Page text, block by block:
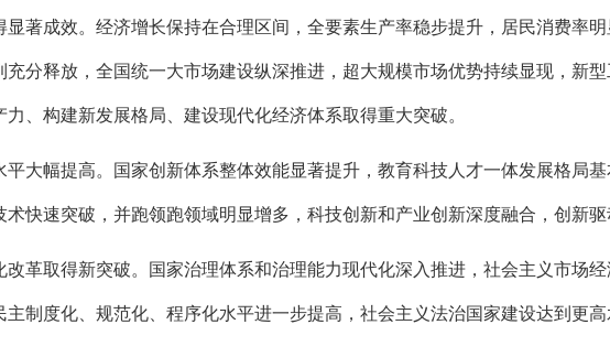
著成效。经济增长保持在合理区间，全要素生产率稳步提升，居民消费率
充分释放，全国统一大市场建设纵深推进，超大规模市场优势持续显现，新
、构建新发展格局、建设现代化经济体系取得重大突破。
大幅提高。国家创新体系整体效能显著提升，教育科技人才一体发展格局
快速突破，并跑领跑领域明显增多，科技创新和产业创新深度融合，创新驱
革取得新突破。国家治理体系和治理能力现代化深入推进，社会主义市场经
制度化、规范化、程序化水平进一步提高，社会主义法治国家建设达到更高